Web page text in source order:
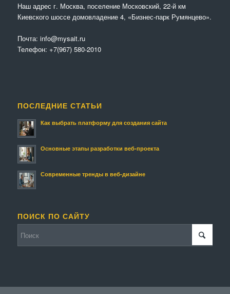
Наш адрес г. Москва, поселение Московский, 22-й км
Киевского шоссе домовладение 4, «Бизнес-парк Румянцево».
Почта: info@mysait.ru
Телефон: +7(967) 580-2010
ПОСЛЕДНИЕ СТАТЬИ
Как выбрать платформу для создания сайта
Основные этапы разработки веб-проекта
Современные тренды в веб-дизайне
ПОИСК ПО САЙТУ